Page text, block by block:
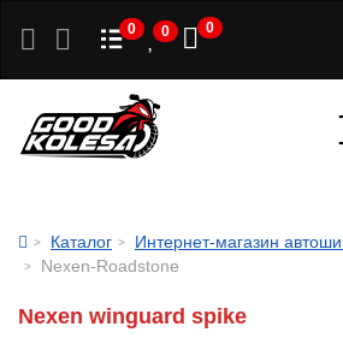
0 0 0
Каталог
Интернет-магазин
Nexen-Roadstone
Nexen winguard spike